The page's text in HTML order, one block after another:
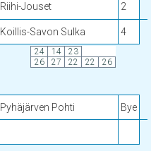
Riihi-Jouset 2
Koillis-Savon Sulka 4
24 14
23
26
27 22 22 26
Pyhäjärven Pohti Bye